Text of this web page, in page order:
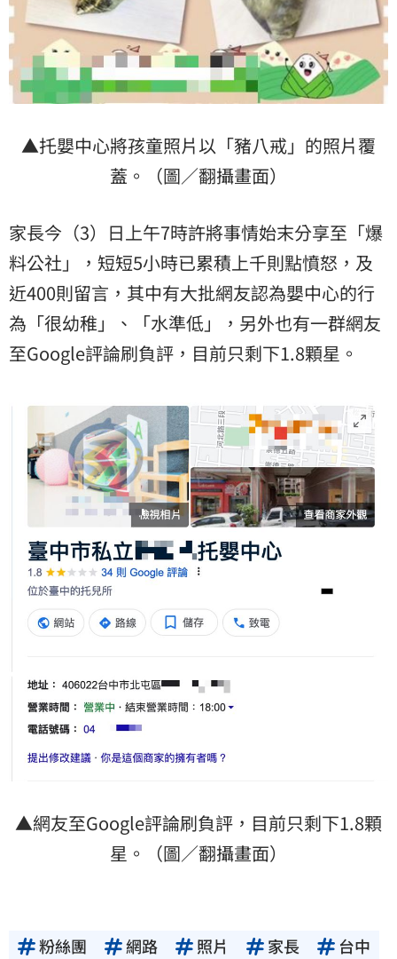
▲托嬰中心將孩童照片以「豬八戒」的照片覆
蓋。（圖／翻攝畫面）
家長今（3）日上午7時許將事情始末分享至「爆
料公社」，短短5小時已累積上千則點憤怒，及
近400則留言，其中有大批網友認為嬰中心的行
為「很幼稚」、「水準低」，另外也有一群網友
至Google評論刷負評，目前只剩下1.8顆星。
▲網友至Google評論刷負評，目前只剩下1.8顆
星。（圖／翻攝畫面）
粉絲團 網路 照片 家長
台中